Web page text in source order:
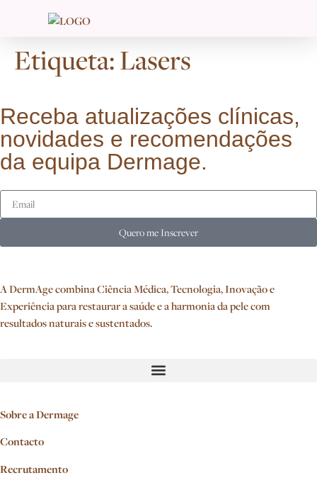
Etiqueta:Lasers
Receba atualizações clínicas,
novidades e recomendações
da equipa Dermage.
Quero me Inscrever
A DermAge combina Ciência Médica, Tecnologia, Inovação e
Experiência para restaurar a saúde e a harmonia da pele com
resultados naturais e sustentados.
Sobre a Dermage
Contacto
Recrutamento